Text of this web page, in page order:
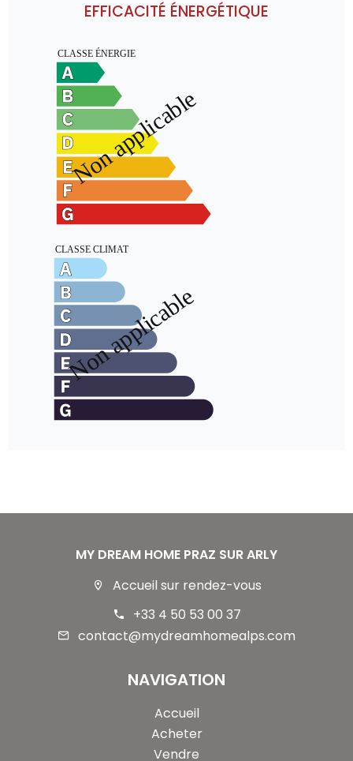
EFFICACITÉ ÉNERGÉTIQUE
MY DREAM HOME PRAZ SUR ARLY
Accueil sur rendez-vous
+33 4 50 53 00 37
contact@mydreamhomealps.com
NAVIGATION
Accueil
Acheter
Vendre